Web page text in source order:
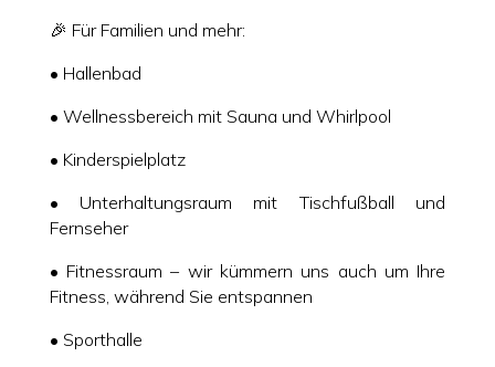
🎉 Für Familien und mehr:
• Hallenbad
• Wellnessbereich mit Sauna und Whirlpool
• Kinderspielplatz
• Unterhaltungsraum mit Tischfußball und
Fernseher
• Fitnessraum – wir kümmern uns auch um Ihre
Fitness, während Sie entspannen
• Sporthalle